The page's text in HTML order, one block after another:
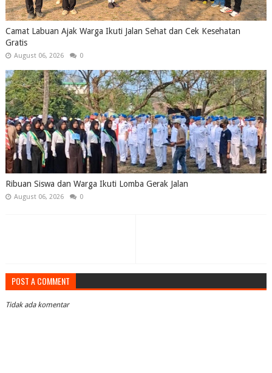
Camat Labuan Ajak Warga Ikuti Jalan Sehat dan Cek Kesehatan
Gratis
August 06, 2026 0
Ribuan Siswa dan Warga Ikuti Lomba Gerak Jalan
August 06, 2026 0
POST A COMMENT
Tidak ada komentar